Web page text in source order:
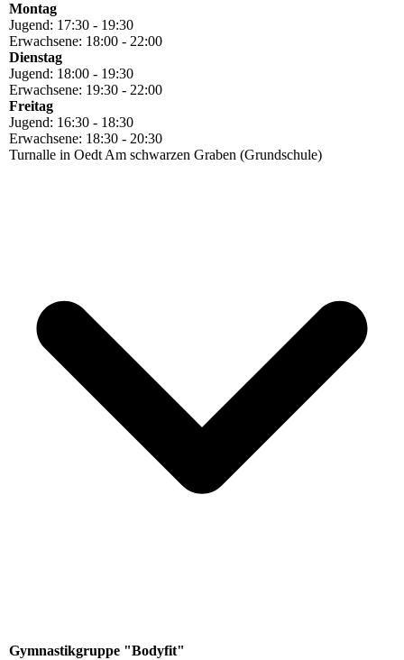
Montag
Jugend: 17:30 - 19:30
Erwachsene: 18:00 - 22:00
Dienstag
Jugend: 18:00 - 19:30
Erwachsene: 19:30 - 22:00
Freitag
Jugend: 16:30 - 18:30
Erwachsene: 18:30 - 20:30
Turnalle in Oedt Am schwarzen Graben (Grundschule)
Gymnastikgruppe "Bodyfit"